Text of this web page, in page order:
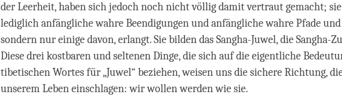
der Leerheit, haben sich jedoch noch nicht völlig damit vertraut gemacht;
lediglich anfängliche wahre Beendigungen und anfängliche wahre Pfade
sondern nur einige davon, erlangt. Sie bilden das Sangha-Juwel, die Sangha-
Diese drei kostbaren und seltenen Dinge, die sich auf die eigentliche
tibetischen Wortes für „Juwel“ beziehen, weisen uns die sichere Richtung,
unserem Leben einschlagen: wir wollen werden wie sie.